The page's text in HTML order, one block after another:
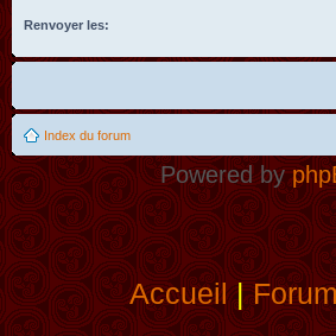
Renvoyer les:
Index du forum
Powered by
Accueil|